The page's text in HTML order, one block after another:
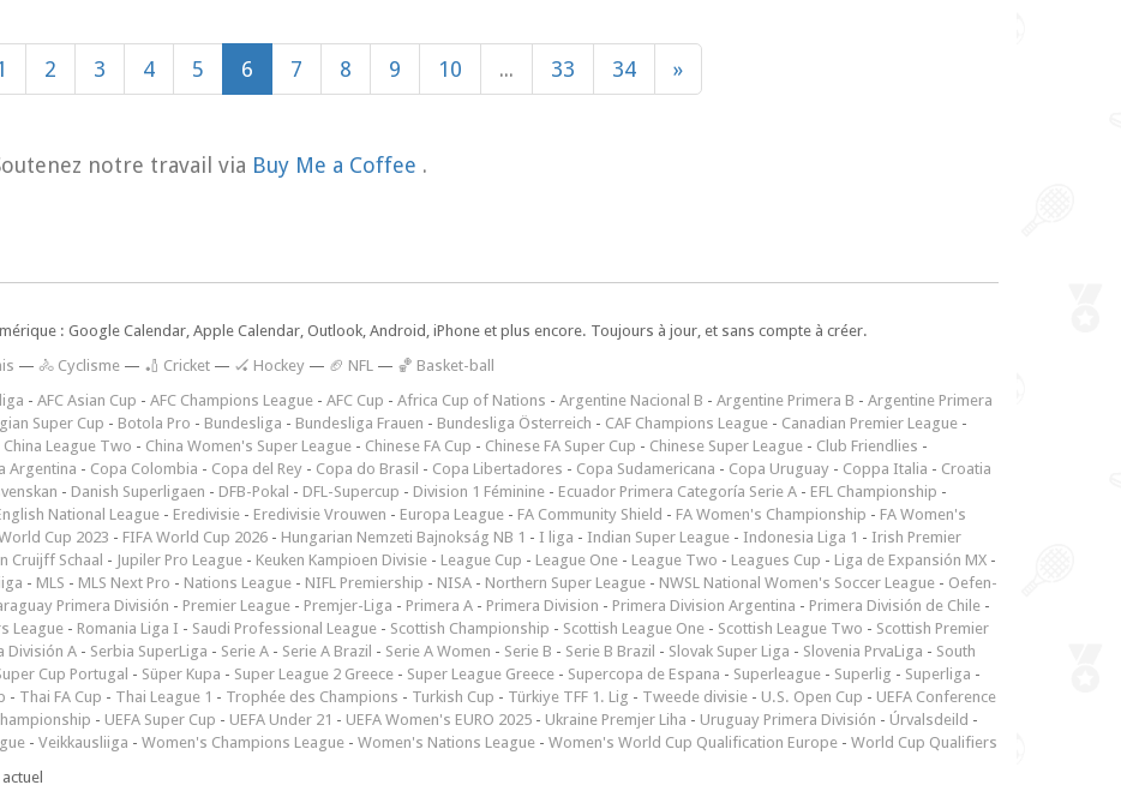
2 3 4 5 6 7 8 9 10 ... 33 34 »
notre travail via Buy Me a Coffee .
: Google Calendar, Apple Calendar, Outlook, Android, iPhone et plus encore. Toujours à jour, et sans compte à créer.
— 🚴 Cyclisme — 🏏 Cricket — 🏑 Hockey — 🏈 NFL — 🏀 Basket-ball
- AFC Asian Cup - AFC Champions League - AFC Cup - Africa Cup of Nations - Argentine Nacional B - Argentine Primera B - Argentine Primera
Super Cup - Botola Pro - Bundesliga - Bundesliga Frauen - Bundesliga Österreich - CAF Champions League - Canadian Premier League -
China League Two - China Women's Super League - Chinese FA Cup - Chinese FA Super Cup - Chinese Super League - Club Friendlies -
Argentina - Copa Colombia - Copa del Rey - Copa do Brasil - Copa Libertadores - Copa Sudamericana - Copa Uruguay - Coppa Italia - Croatia
- Danish Superligaen - DFB-Pokal - DFL-Supercup - Division 1 Féminine - Ecuador Primera Categoría Serie A - EFL Championship -
National League - Eredivisie - Eredivisie Vrouwen - Europa League - FA Community Shield - FA Women's Championship - FA Women's
Cup 2023 - FIFA World Cup 2026 - Hungarian Nemzeti Bajnokság NB 1 - I liga - Indian Super League - Indonesia Liga 1 - Irish Premier
Cruijff Schaal - Jupiler Pro League - Keuken Kampioen Divisie - League Cup - League One - League Two - Leagues Cup - Liga de Expansión MX -
- MLS - MLS Next Pro - Nations League - NIFL Premiership - NISA - Northern Super League - NWSL National Women's Soccer League - Oefen-
Primera División - Premier League - Premjer-Liga - Primera A - Primera Division - Primera Division Argentina - Primera División de Chile -
League - Romania Liga I - Saudi Professional League - Scottish Championship - Scottish League One - Scottish League Two - Scottish Premier
División A - Serbia SuperLiga - Serie A - Serie A Brazil - Serie A Women - Serie B - Serie B Brazil - Slovak Super Liga - Slovenia PrvaLiga - South
Cup Portugal - Süper Kupa - Super League 2 Greece - Super League Greece - Supercopa de Espana - Superleague - Superlig - Superliga -
- Thai FA Cup - Thai League 1 - Trophée des Champions - Turkish Cup - Türkiye TFF 1. Lig - Tweede divisie - U.S. Open Cup - UEFA Conference
- UEFA Super Cup - UEFA Under 21 - UEFA Women's EURO 2025 - Ukraine Premjer Liha - Uruguay Primera División - Úrvalsdeild -
- Veikkausliiga - Women's Champions League - Women's Nations League - Women's World Cup Qualification Europe - World Cup Qualifiers